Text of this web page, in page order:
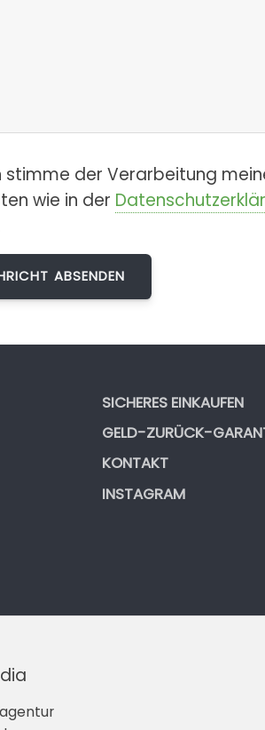
stimme der Verarbeitung
wie in der
SICHERES EINKAUFEN
GELD-ZURÜCK-
KONTAKT
INSTAGRAM